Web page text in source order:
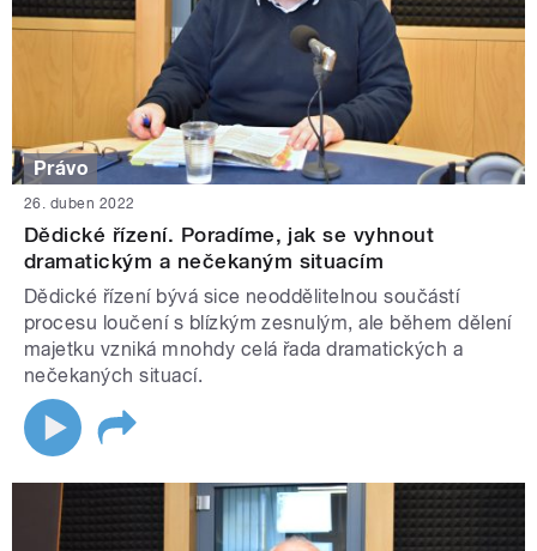
Právo
26. duben 2022
Dědické řízení. Poradíme, jak se vyhnout
dramatickým a nečekaným situacím
Dědické řízení bývá sice neoddělitelnou součástí
procesu loučení s blízkým zesnulým, ale během dělení
majetku vzniká mnohdy celá řada dramatických a
nečekaných situací.